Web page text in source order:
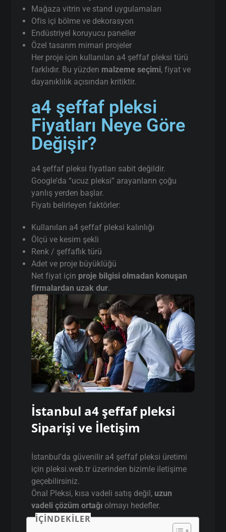
Mağaza vitrin ve stand uygulamaları
Ofis içi bölme ve dekorasyon
Endüstriyel koruyucu paneller
Özel tasarım mimari projeler
Her proje için kullanılan a4 şeffaf pleksi türü
farklıdır. Bu yüzden malzeme seçimi, fiyat ve
dayanıklılık açısından kritiktir.
a4 şeffaf pleksi
Fiyatları Neye Göre
Değişir?
a4 şeffaf pleksi fiyatları sabit değildir.
Google’da “ucuz pleksi” arayanların çoğu
yanlış yerden başlar.
Fiyatı belirleyen faktörler:
Kullanılan a4 şeffaf pleksi kalınlığı
Ölçü ve kesim şekli
Renk / şeffaflık türü
Adet ve proje büyüklüğü
Net fiyat için proje bilgisi olmadan konuşan
firmalardan uzak dur.
İstanbul a4 şeffaf pleksi
Siparişi ve İletişim
İstanbul’da güvenilir a4 şeffaf pleksi üretimi
için pleksi.web.tr üzerinden bizimle iletişime
geçebilirsiniz.
Önal Pleksi, kısa vadeli satış değil, uzun
vadeli çözüm ortağı olmayı hedefler.
İÇINDEKILER